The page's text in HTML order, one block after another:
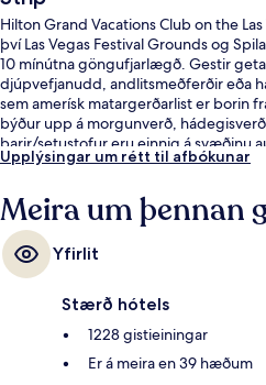
Hilton Grand Vacations Club on the
því Las Vegas Festival Grounds og
10 mínútna göngufjarlægð. Gestir
djúpvefjanudd, andlitsmeðferðir eða
sem amerísk matargerðarlist er borin
býður upp á morgunverð,
barir/setustofur eru einnig á svæðinu
herbergjunum. Þar á meðal eru
þeir nefna sem sérstaka kosti eru
ekki langt að fara til að komast í
Vegas Monorail lestarstöðin er í 10
Upplýsingar um rétt til afbókunar
Meira um þennan
Yfirlit
Stærð hótels
1228 gistieiningar
Er á meira en 39 hæðum